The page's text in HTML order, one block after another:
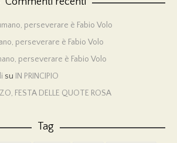
perseverare è Fabio Volo
perseverare è Fabio Volo
perseverare è Fabio Volo
su IN PRINCIPIO
FESTA DELLE QUOTE ROSA
Tag